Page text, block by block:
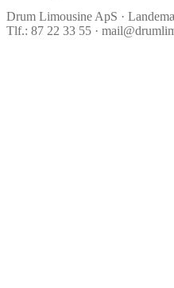
Drum Limousine ApS ·
Tlf.: 87 22 33 55 ·